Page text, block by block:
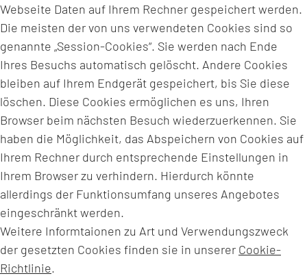
Webseite Daten auf Ihrem Rechner gespeichert werden.
Die meisten der von uns verwendeten Cookies sind so
genannte „Session-Cookies“. Sie werden nach Ende
Ihres Besuchs automatisch gelöscht. Andere Cookies
bleiben auf Ihrem Endgerät gespeichert, bis Sie diese
löschen. Diese Cookies ermöglichen es uns, Ihren
Browser beim nächsten Besuch wiederzuerkennen. Sie
haben die Möglichkeit, das Abspeichern von Cookies auf
Ihrem Rechner durch entsprechende Einstellungen in
Ihrem Browser zu verhindern. Hierdurch könnte
allerdings der Funktionsumfang unseres Angebotes
eingeschränkt werden.
Weitere Informtaionen zu Art und Verwendungszweck
der gesetzten Cookies finden sie in unserer Cookie-
Richtlinie.